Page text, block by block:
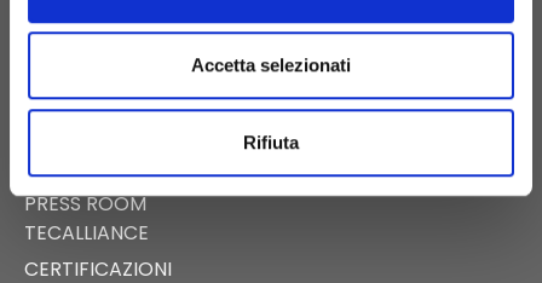
Accetta selezionati
Rifiuta
E-COMMERCE
CATALOGO DIGITALE
NEWS
FAST NEWS
PRESS ROOM
TECALLIANCE
CERTIFICAZIONI